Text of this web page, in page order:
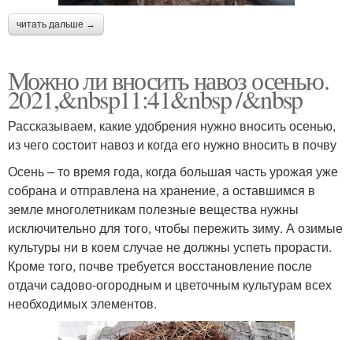
читать дальше →
Можно ли вносить навоз осенью.
2021,&nbsp11:41&nbsp /&nbsp
Рассказываем, какие удобрения нужно вносить осенью,
из чего состоит навоз и когда его нужно вносить в почву
Осень – то время года, когда большая часть урожая уже
собрана и отправлена на хранение, а оставшимся в
земле многолетникам полезные вещества нужны
исключительно для того, чтобы пережить зиму. А озимые
культуры ни в коем случае не должны успеть прорасти.
Кроме того, почве требуется восстановление после
отдачи садово-огородным и цветочным культурам всех
необходимых элементов.